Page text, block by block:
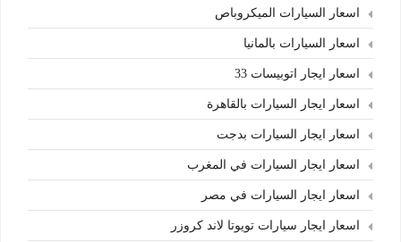
اسعار السيارات الميكروباص
اسعار السيارات بالمانيا
اسعار ايجار اتوبيسات 33
اسعار ايجار السيارات بالقاهرة
اسعار ايجار السيارات بدجت
اسعار ايجار السيارات في المغرب
اسعار ايجار السيارات في مصر
اسعار ايجار سيارات تويوتا لاند كروزر